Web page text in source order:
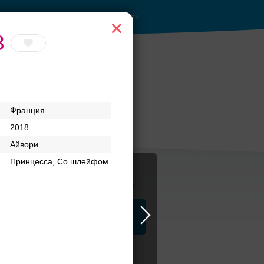
Франция
2018
Айвори
Принцесса, Со шлейфом
Войти
Журнал